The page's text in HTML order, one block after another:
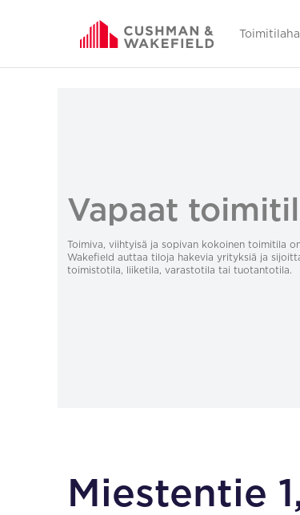
Vapaat
Toimiva, viihtyisä ja sopivan kokoinen toimitila
Wakefield auttaa tiloja hakevia yrityksiä ja
toimistotila, liiketila, varastotila tai tuotantotila.
Miestentie